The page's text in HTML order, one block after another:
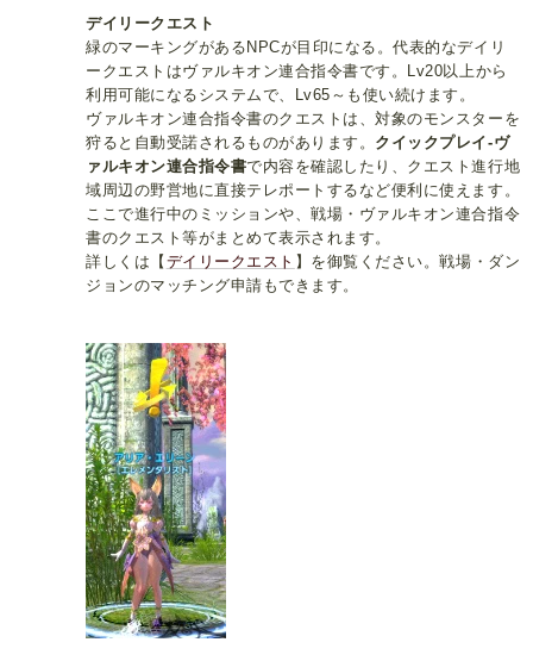
デイリークエスト
緑のマーキングがあるNPCが目印になる。代表的なデイリ
ークエストはヴァルキオン連合指令書です。Lv20以上から
利用可能になるシステムで、Lv65～も使い続けます。
ヴァルキオン連合指令書のクエストは、対象のモンスターを
狩ると自動受諾されるものがあります。 クイックプレイ-ヴ
ァルキオン連合指令書で内容を確認したり、クエスト進行地
域周辺の野営地に直接テレポートするなど便利に使えます。
ここで進行中のミッションや、戦場・ヴァルキオン連合指令
書のクエスト等がまとめて表示されます。
詳しくは【デイリークエスト 】を御覧ください。戦場・ダン
ジョンのマッチング申請もできます。